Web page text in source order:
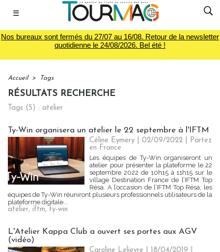
☰
Nos bureaux sont fermés du 27/07 au 16/08. Retour de la newsletter
quotidienne le 24/08/2026. Bel été !
Accueil > Tags
RÉSULTATS RECHERCHE
Tags (5) : atelier
Ty-Win organisera un atelier le 22 septembre à l'IFTM
Céline Eymery | 02/09/2022
Partez
en France
Les équipes de Ty-Win organiseront un
atelier pour présenter la plateforme le 22
septembre 2022 de 10h15 à 11h15 sur le
village Destination France de l’IFTM Top
Résa. A l’occasion de l’IFTM Top Résa, les
équipes de Ty-Win réuniront plusieurs professionnels utilisateurs de la
plateforme digitale...
atelier, iftm, ty-win
L'Atelier Kappa Club a ouvert ses portes aux AGV
(vidéo)
Caroline Lelievre | 18/04/2019